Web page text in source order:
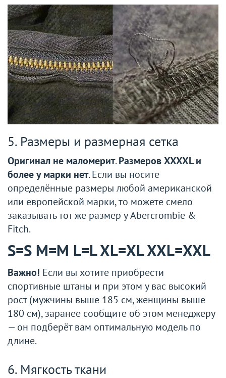
5. Размеры и размерная сетка
Оригинал не маломерит.Размеров XXXXL и
более у марки нет. Если вы носите
определённые размеры любой американской
или европейской марки, то можете смело
заказывать тот же размер у Abercrombie &
Fitch.
S=S M=M L=L XL=XL XXL=XXL
Важно! Если вы хотите приобрести
спортивные штаны и при этом у вас высокий
рост (мужчины выше 185 см, женщины выше
180 см), заранее сообщите об этом менеджеру
— он подберёт вам оптимальную модель по
длине.
6. Мягкость ткани